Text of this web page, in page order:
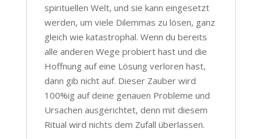
spirituellen Welt, und sie kann eingesetzt
werden, um viele Dilemmas zu lösen, ganz
gleich wie katastrophal. Wenn du bereits
alle anderen Wege probiert hast und die
Hoffnung auf eine Lösung verloren hast,
dann gib nicht auf. Dieser Zauber wird
100%ig auf deine genauen Probleme und
Ursachen ausgerichtet, denn mit diesem
Ritual wird nichts dem Zufall überlassen.